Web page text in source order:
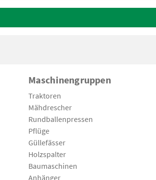
Maschinengruppen
Traktoren
Mähdrescher
Rundballenpressen
Pflüge
Güllefässer
Holzspalter
Baumaschinen
Anhänger